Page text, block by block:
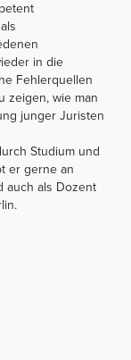
in die
Fehlerquellen
zeigen, wie man
junger Juristen
Studium und
er gerne an
auch als Dozent